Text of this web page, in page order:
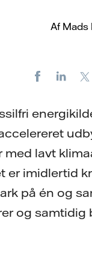
Af Mads
Facebook
lavt
er imidlertid
på én og
og